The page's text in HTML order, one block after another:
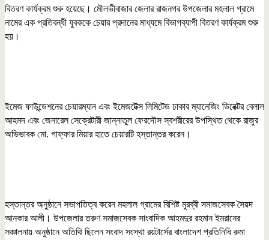
বিতরণ কার্যক্রম শুরু হয়েছে। মৌলভীবাজার জেলার রাজনগর উপজেলার মহলাল গ্রামে
নামের এক প্রতিবন্ধী যুবককে চেয়ার প্রদানের মাধ্যমে বিভাগব্যাপী বিতরণ কার্যক্রম শুরু
হয়।
ইমেজ ফাউন্ডেশনের চেয়ারম্যান এবং ইমেজটেক্স লিমিটেড ঢাকার ম্যানেজিং ডিরেক্টর বেলাল
আহমদ এবং জেনারেল সেক্রেটারী জান্নাতুল ফেরদৌস স্বশরীরের উপস্থিত থেকে রাজুর
অভিভাবক মো. গাফ্ফার মিয়ার হাতে চেয়ারটি হস্তান্তর করেন।
হস্তান্তর অনুষ্ঠানে সভাপতিত্ব করেন মহলাল গ্রামের বিশিষ্ট মুরব্বী সমাজসেবক সৈয়দ
আনকার আলী। উপজেলার তরুণ সমাজসেবক সাংবাদিক আহমদুর রহমান ইমরানের
সঞ্চালনায় অনুষ্ঠানে অতিথি ছিলেন সংবাদ সংস্থা রয়টার্সের বাংলাদেশ প্রতিনিধি রুমা